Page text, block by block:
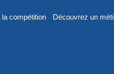
la compétition Découvrez un